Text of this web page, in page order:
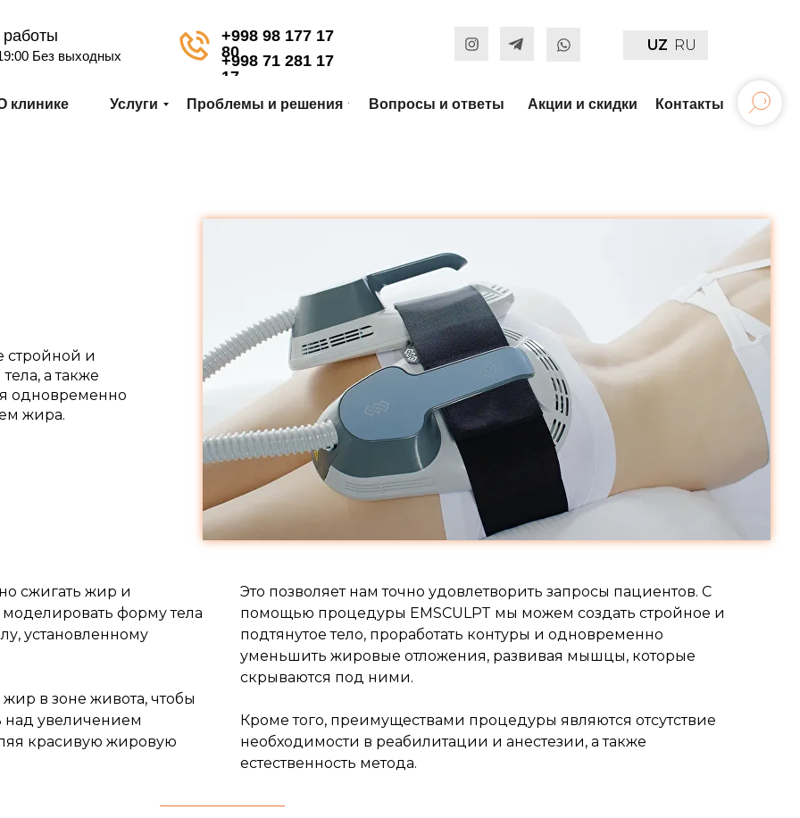
RU
UZ
Без выходных
+998 71 281 17
17
+998 98 177 17
80
клинике Услуги Проблемы и решения Вопросы и ответы Акции и скидки Контакты
стройной и
а также
одновременно
жира.
сжигать жир и
форму тела
установленному
в зоне живота, чтобы
над увеличением
красивую жировую
Это позволяет нам точно удовлетворить запросы пациентов. С
помощью процедуры EMSCULPT мы можем создать стройное и
подтянутое тело, проработать контуры и одновременно
уменьшить жировые отложения, развивая мышцы, которые
скрываются под ними.
Кроме того, преимуществами процедуры являются отсутствие
необходимости в реабилитации и анестезии, а также
естественность метода.